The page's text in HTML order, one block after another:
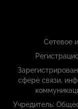
Сетевое
сфере связи,
Учредитель: